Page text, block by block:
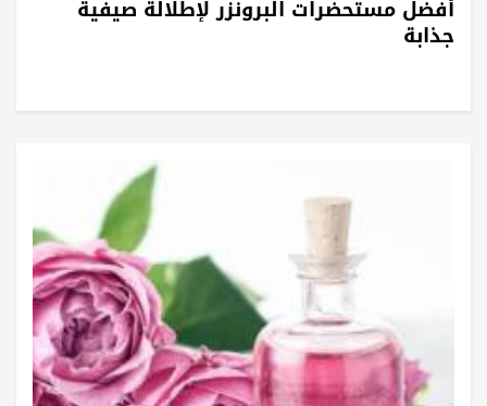
أفضل مستحضرات البرونزر لإطلالة صيفية
جذابة